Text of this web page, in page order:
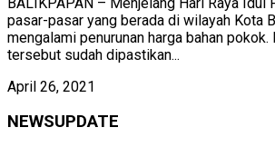
pasar-pasar yang berada di wilayah Kota
mengalami penurunan harga bahan pokok.
tersebut sudah dipastikan...
April 26, 2021
NEWSUPDATE